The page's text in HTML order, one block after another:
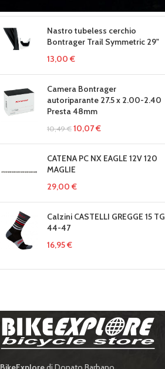
Nastro tubeless cerchio
Bontrager Trail Symmetric 29"
13,00 €
Camera Bontrager
autoriparante 27.5 x 2.00-2.40
Presta 48mm
10,49€ 10,07€
CATENA PC NX EAGLE 12V 120
MAGLIE
29,00 €
Calzini CASTELLI GREGGE 15 TG
44-47
16,95€